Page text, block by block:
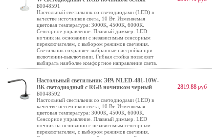
Б0048591
Настольный светильник со светодиодами (LED) в
качестве источников света, 10 Вт. Изменяемая
цветовая температура: 3000К, 4500К, 6000К.
Сенсорное управление. Плавный диммер. LED
ночник на основании с независимым сенсорным
переключателем, с выбором режимов свечения.
Светильник сохраняет выбранные настройки при
включении-выключении. Гибкая стойка позволяет
выбирать наиболее комфортное направление света.
Настольный светильник ЭРА NLED-481-10W-
BK светодиодный с RGB ночником черный
Б0048592
Настольный светильник со светодиодами (LED) в
качестве источников света, 10 Вт. Изменяемая
цветовая температура: 3000К, 4500К, 6000К.
Сенсорное управление. Плавный диммер. LED
ночник на основании с независимым сенсорным
переключателем, с выбором режимов свечения.
2819.88 руб